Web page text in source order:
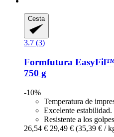
Cesta
3.7 (3)
Formfutura
750 g
-10%
Temperatura de
Excelente estabilidad.
Resistente a los
26,54 € 29,49 € (35,39 € /